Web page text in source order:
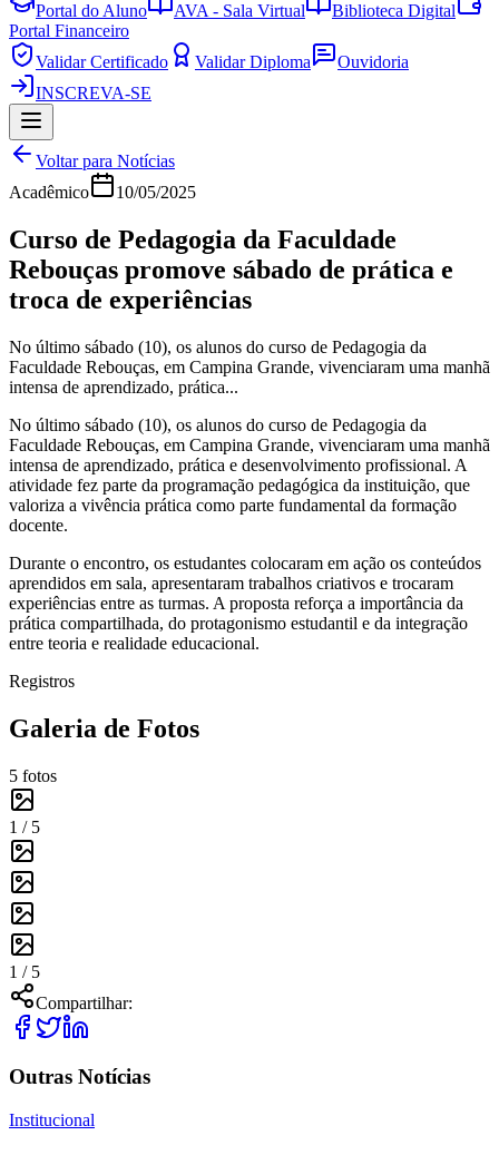
Portal do Aluno
AVA - Sala Virtual
Biblioteca Digital
Portal Financeiro
Validar Certificado
Validar Diploma
Ouvidoria
INSCREVA-SE
Voltar para Notícias
Acadêmico
10/05/2025
Curso de Pedagogia da Faculdade
Rebouças promove sábado de prática e
troca de experiências
No último sábado (10), os alunos do curso de Pedagogia da
Faculdade Rebouças, em Campina Grande, vivenciaram uma manhã
intensa de aprendizado, prática...
No último sábado (10), os alunos do curso de Pedagogia da
Faculdade Rebouças, em Campina Grande, vivenciaram uma manhã
intensa de aprendizado, prática e desenvolvimento profissional. A
atividade fez parte da programação pedagógica da instituição, que
valoriza a vivência prática como parte fundamental da formação
docente.
Durante o encontro, os estudantes colocaram em ação os conteúdos
aprendidos em sala, apresentaram trabalhos criativos e trocaram
experiências entre as turmas. A proposta reforça a importância da
prática compartilhada, do protagonismo estudantil e da integração
entre teoria e realidade educacional.
Registros
Galeria de Fotos
5 fotos
1 / 5
1 / 5
Compartilhar:
Outras Notícias
Institucional